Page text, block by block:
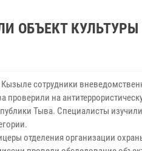
ОБЪЕКТ
Кызыле сотрудники
проверили на
Тыва. Специалисты
отделения организации